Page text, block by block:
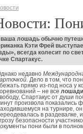
ваша лошадь обычно
риканкаКэти Фрей
всегда колесит по
Спартакус.
недавно
Дело в том, что
прямо из-под носа у
– не все лошади
Спартакус от души
произвола показались
на турнире,
в раздевалке,
безопасности
пони были в